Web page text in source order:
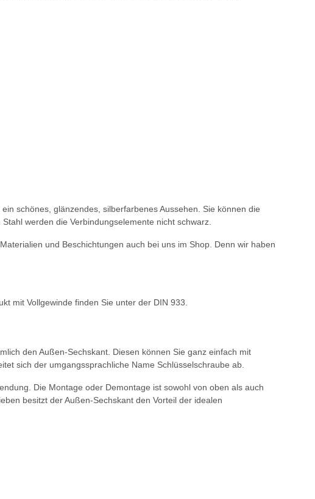
schönes, glänzendes, silberfarbenes Aussehen. Sie können die
werden die Verbindungselemente nicht schwarz.
und Beschichtungen auch bei uns im Shop. Denn wir haben
mit Vollgewinde finden Sie unter der DIN 933.
den Außen-Sechskant. Diesen können Sie ganz einfach mit
sich der umgangssprachliche Name Schlüsselschraube ab.
Die Montage oder Demontage ist sowohl von oben als auch
besitzt der Außen-Sechskant den Vorteil der idealen